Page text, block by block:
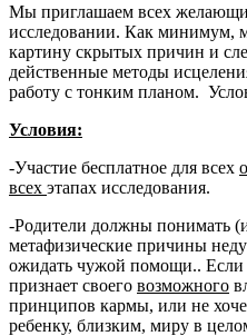
Мы приглашаем всех
исследовании. Как минимум,
картину скрытых причин и
действенные методы
работу с тонким планом.
Условия:
-Участие бесплатное для всех
всех этапах исследования.
-Родители должны понимать
метафизические причины
ожидать чужой помощи.. Если
признает своего возможного
принципов кармы, или не
ребенку, близким, миру в